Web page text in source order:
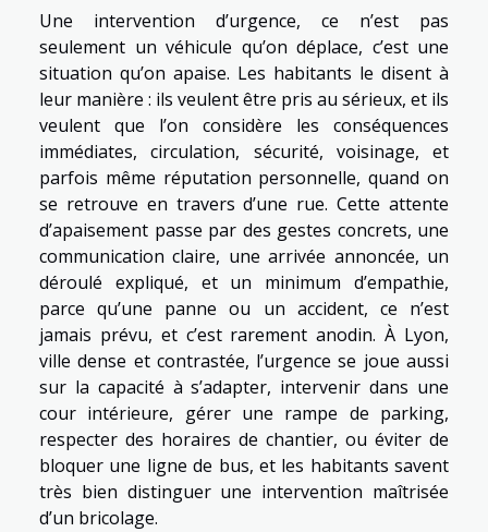
Une intervention d’urgence, ce n’est pas
seulement un véhicule qu’on déplace, c’est une
situation qu’on apaise. Les habitants le disent à
leur manière : ils veulent être pris au sérieux, et ils
veulent que l’on considère les conséquences
immédiates, circulation, sécurité, voisinage, et
parfois même réputation personnelle, quand on
se retrouve en travers d’une rue. Cette attente
d’apaisement passe par des gestes concrets, une
communication claire, une arrivée annoncée, un
déroulé expliqué, et un minimum d’empathie,
parce qu’une panne ou un accident, ce n’est
jamais prévu, et c’est rarement anodin. À Lyon,
ville dense et contrastée, l’urgence se joue aussi
sur la capacité à s’adapter, intervenir dans une
cour intérieure, gérer une rampe de parking,
respecter des horaires de chantier, ou éviter de
bloquer une ligne de bus, et les habitants savent
très bien distinguer une intervention maîtrisée
d’un bricolage.